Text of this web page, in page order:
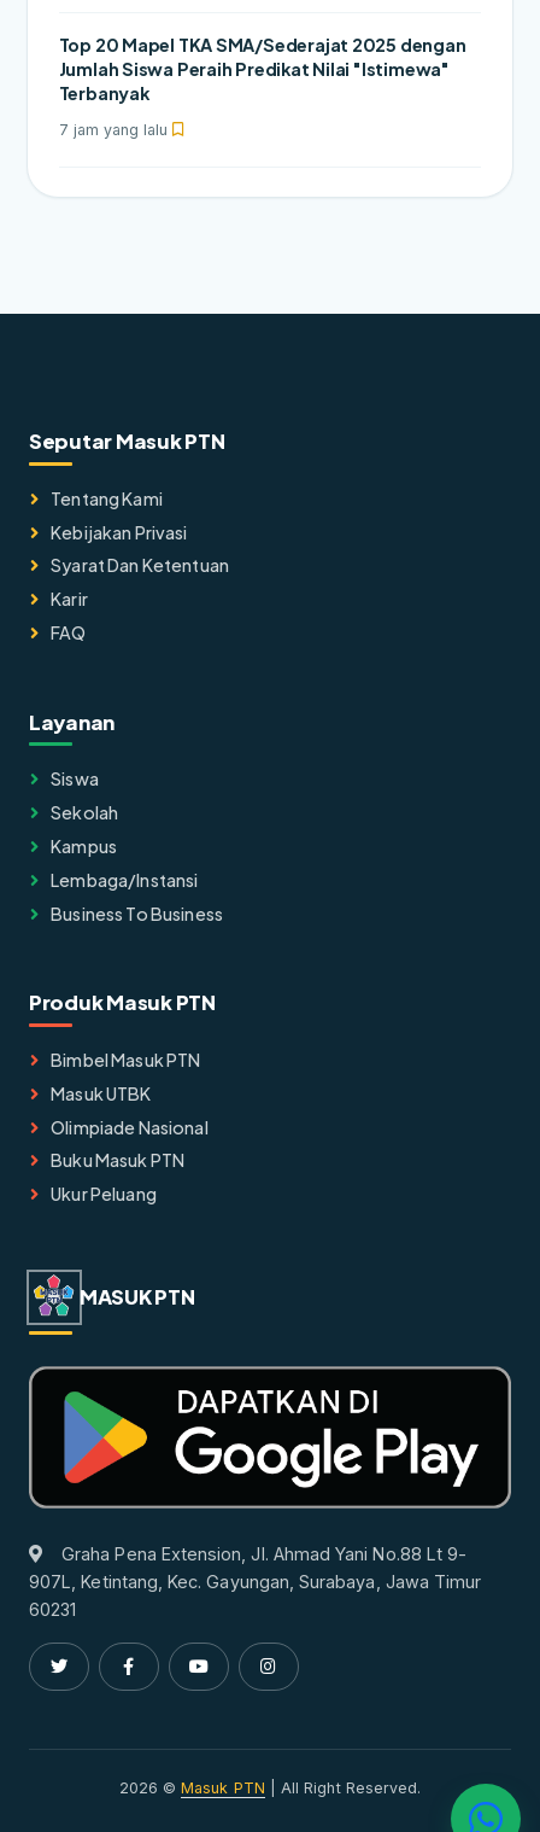
Top 20 Mapel TKA SMA/Sederajat 2025 dengan
Jumlah Siswa Peraih Predikat Nilai "Istimewa"
Terbanyak
7 jam yang lalu
Seputar Masuk PTN
Tentang Kami
Kebijakan Privasi
Syarat Dan Ketentuan
Karir
FAQ
Layanan
Siswa
Sekolah
Kampus
Lembaga/instansi
Business To Business
Produk Masuk PTN
Bimbel Masuk PTN
Masuk UTBK
Olimpiade Nasional
Buku Masuk PTN
Ukur Peluang
MASUK PTN
Graha Pena Extension, Jl. Ahmad Yani No.88 Lt 9-
907L, Ketintang, Kec. Gayungan, Surabaya, Jawa Timur
60231
2026 ©Masuk PTN | All Right Reserved.